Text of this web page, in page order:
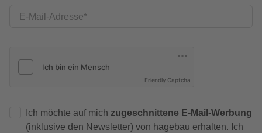
E-Mail-Adresse
Friendly Captcha
Ich möchte auf mich zugeschnittene E-Mail-Werbung
(inklusive den Newsletter) von hagebau erhalten. Ich